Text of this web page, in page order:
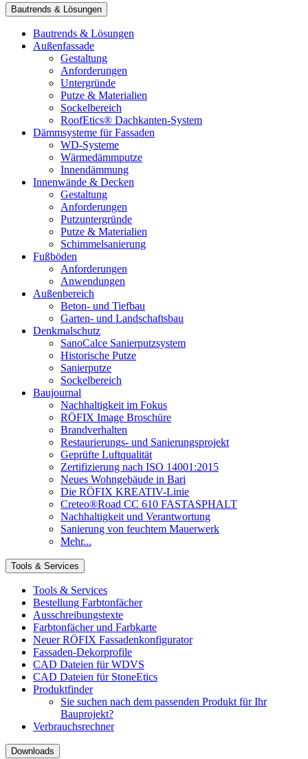
Bautrends & Lösungen
Bautrends & Lösungen
Außenfassade
Gestaltung
Anforderungen
Untergründe
Putze & Materialien
Sockelbereich
RoofEtics® Dachkanten-System
Dämmsysteme für Fassaden
WD-Systeme
Wärmedämmputze
Innendämmung
Innenwände & Decken
Gestaltung
Anforderungen
Putzuntergründe
Putze & Materialien
Schimmelsanierung
Fußböden
Anforderungen
Anwendungen
Außenbereich
Beton- und Tiefbau
Garten- und Landschaftsbau
Denkmalschutz
SanoCalce Sanierputzsystem
Historische Putze
Sanierputze
Sockelbereich
Baujournal
Nachhaltigkeit im Fokus
RÖFIX Image Broschüre
Brandverhalten
Restaurierungs- und Sanierungsprojekt
Geprüfte Luftqualität
Zertifizierung nach ISO 14001:2015
Neues Wohngebäude in Bari
Die RÖFIX KREATIV-Linie
Creteo®Road CC 610 FASTASPHALT
Nachhaltigkeit und Verantwortung
Sanierung von feuchtem Mauerwerk
Mehr...
Tools & Services
Tools & Services
Bestellung Farbtonfächer
Ausschreibungstexte
Farbtonfächer und Farbkarte
Neuer RÖFIX Fassadenkonfigurator
Fassaden-Dekorprofile
CAD Dateien für WDVS
CAD Dateien für StoneEtics
Produktfinder
Sie suchen nach dem passenden Produkt für Ihr
Bauprojekt?
Verbrauchsrechner
Downloads